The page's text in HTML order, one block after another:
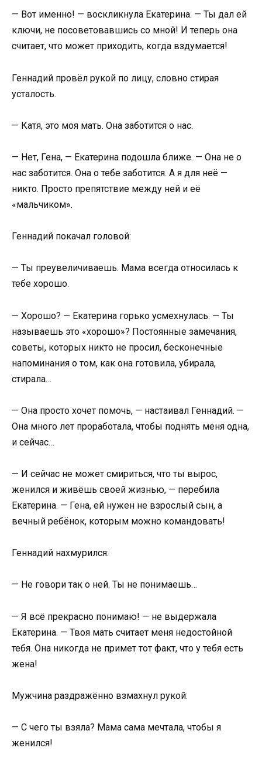
— Вот именно! — воскликнула Екатерина. — Ты дал ей
ключи, не посоветовавшись со мной! И теперь она
считает, что может приходить, когда вздумается!
Геннадий провёл рукой по лицу, словно стирая
усталость.
— Катя, это моя мать. Она заботится о нас.
— Нет, Гена, — Екатерина подошла ближе. — Она не о
нас заботится. Она о тебе заботится. А я для неё —
никто. Просто препятствие между ней и её
«мальчиком».
Геннадий покачал головой:
— Ты преувеличиваешь. Мама всегда относилась к
тебе хорошо.
— Хорошо? — Екатерина горько усмехнулась. — Ты
называешь это «хорошо»? Постоянные замечания,
советы, которых никто не просил, бесконечные
напоминания о том, как она готовила, убирала,
стирала…
— Она просто хочет помочь, — настаивал Геннадий. —
Она много лет проработала, чтобы поднять меня одна,
и сейчас…
— И сейчас не может смириться, что ты вырос,
женился и живёшь своей жизнью, — перебила
Екатерина. — Гена, ей нужен не взрослый сын, а
вечный ребёнок, которым можно командовать!
Геннадий нахмурился:
— Не говори так о ней. Ты не понимаешь…
— Я всё прекрасно понимаю! — не выдержала
Екатерина. — Твоя мать считает меня недостойной
тебя. Она никогда не примет тот факт, что у тебя есть
жена!
Мужчина раздражённо взмахнул рукой:
— С чего ты взяла? Мама сама мечтала, чтобы я
женился!